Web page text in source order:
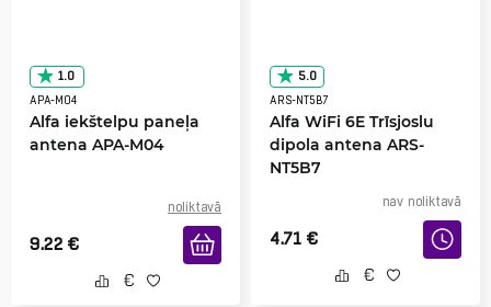
1.0
APA-M04
Alfa iekštelpu paneļa
antena APA-M04
noliktavā
9.22 €
5.0
ARS-NT5B7
Alfa WiFi 6E Trīsjoslu
dipola antena ARS-
NT5B7
nav noliktavā
4.71 €